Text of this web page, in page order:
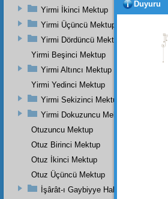
Yirmi İkinci Mektup
Yirmi Üçüncü Mektup
Yirmi Dördüncü Mektup
Yirmi Beşinci Mektup
Yirmi Altıncı Mektup
Yirmi Yedinci Mektup
Yirmi Sekizinci Mektup
Yirmi Dokuzuncu Mektup
Otuzuncu Mektup
Otuz Birinci Mektup
Otuz İkinci Mektup
Otuz Üçüncü Mektup
İşârât-ı Gaybiyye Hakkında Bir Takriz
Duyuru